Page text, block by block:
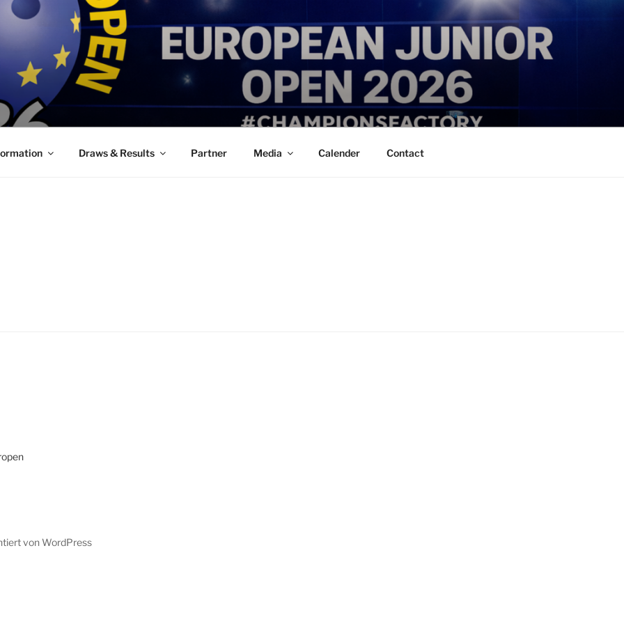
Draws & Results Partner Media Calender Contact
von WordPress